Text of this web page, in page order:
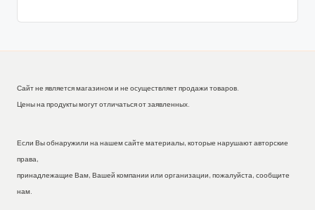
Сайт не является магазином и не осуществляет продажи товаров.
Цены на продукты могут отличаться от заявленных.
Если Вы обнаружили на нашем сайте материалы, которые нарушают авторские
права,
принадлежащие Вам, Вашей компании или организации, пожалуйста, сообщите
нам.